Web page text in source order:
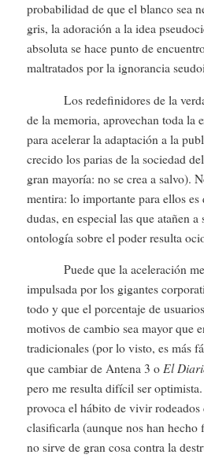
probabilidad de que el blanco sea
gris, la adoración a la idea
absoluta se hace punto de
maltratados por la ignorancia
Los redefinidores de la
de la memoria, aprovechan toda la
para acelerar la adaptación a la
crecido los parias de la sociedad
gran mayoría: no se crea a salvo).
mentira: lo importante para ellos es
dudas, en especial las que atañen
ontología sobre el poder resulta
Puede que la aceleración
impulsada por los gigantes
todo y que el porcentaje de
motivos de cambio sea mayor que
tradicionales (por lo visto, es más
que cambiar de Antena 3 oEl
pero me resulta difícil ser
provoca el hábito de vivir
clasificarla (aunque nos han hecho
no sirve de gran cosa contra la